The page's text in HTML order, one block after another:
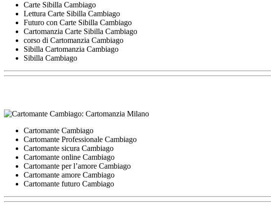
Carte Sibilla Cambiago
Lettura Carte Sibilla Cambiago
Futuro con Carte Sibilla Cambiago
Cartomanzia Carte Sibilla Cambiago
corso di Cartomanzia Cambiago
Sibilla Cartomanzia Cambiago
Sibilla Cambiago
Cartomante Cambiago
Cartomante Professionale Cambiago
Cartomante sicura Cambiago
Cartomante online Cambiago
Cartomante per l’amore Cambiago
Cartomante amore Cambiago
Cartomante futuro Cambiago